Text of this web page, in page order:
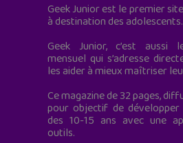
Geek Junior est le premier
à destination des adolescents.
Geek Junior, c’est aussi
mensuel qui s’adresse
les aider à mieux maîtriser
Ce magazine de 32 pages,
pour objectif de
des 10-15 ans avec une
outils.